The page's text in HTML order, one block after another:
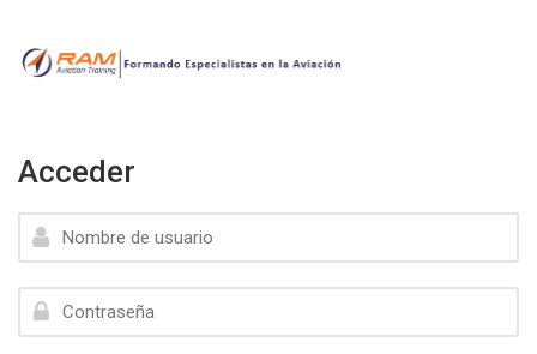
Acceder
Nombre de usuario
Contraseña